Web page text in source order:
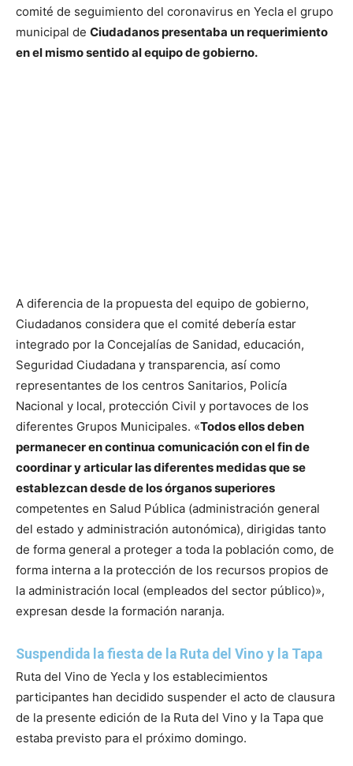
comité de seguimiento del coronavirus en Yecla el grupo
municipal de Ciudadanos presentaba un requerimiento
en el mismo sentido al equipo de gobierno.
A diferencia de la propuesta del equipo de gobierno,
Ciudadanos considera que el comité debería estar
integrado por la Concejalías de Sanidad, educación,
Seguridad Ciudadana y transparencia, así como
representantes de los centros Sanitarios, Policía
Nacional y local, protección Civil y portavoces de los
diferentes Grupos Municipales. «Todos ellos deben
permanecer en continua comunicación con el fin de
coordinar y articular las diferentes medidas que se
establezcan desde de los órganos superiores
competentes en Salud Pública (administración general
del estado y administración autonómica), dirigidas tanto
de forma general a proteger a toda la población como, de
forma interna a la protección de los recursos propios de
la administración local (empleados del sector público)»,
expresan desde la formación naranja.
Suspendida la fiesta de la Ruta del Vino y la Tapa
Ruta del Vino de Yecla y los establecimientos
participantes han decidido suspender el acto de clausura
de la presente edición de la Ruta del Vino y la Tapa que
estaba previsto para el próximo domingo.